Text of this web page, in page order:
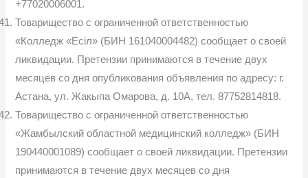
+77020006001.
Товарищество с ограниченной ответственностью
«Колледж «Есіл» (БИН 161040004482) сообщает о своей
ликвидации. Претензии принимаются в течение двух
месяцев со дня опубликования объявления по адресу: г.
Астана, ул. Жакыпа Омарова, д. 10А, тел. 87752814818.
Товарищество с ограниченной ответственностью
«Жамбылский областной медицинский колледж» (БИН
190440001089) сообщает о своей ликвидации. Претензии
принимаются в течение двух месяцев со дня